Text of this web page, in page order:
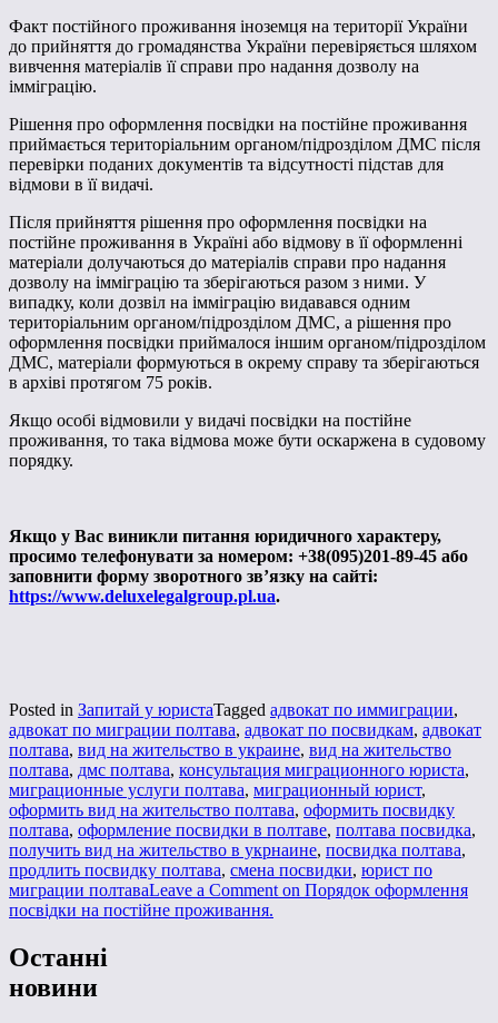
Факт постійного проживання іноземця на території України
до прийняття до громадянства України перевіряється шляхом
вивчення матеріалів її справи про надання дозволу на
імміграцію.
Рішення про оформлення посвідки на постійне проживання
приймається територіальним органом/підрозділом ДМС після
перевірки поданих документів та відсутності підстав для
відмови в її видачі.
Після прийняття рішення про оформлення посвідки на
постійне проживання в Україні або відмову в її оформленні
матеріали долучаються до матеріалів справи про надання
дозволу на імміграцію та зберігаються разом з ними. У
випадку, коли дозвіл на імміграцію видавався одним
територіальним органом/підрозділом ДМС, а рішення про
оформлення посвідки приймалося іншим органом/підрозділом
ДМС, матеріали формуються в окрему справу та зберігаються
в архіві протягом 75 років.
Якщо особі відмовили у видачі посвідки на постійне
проживання, то така відмова може бути оскаржена в судовому
порядку.
Якщо у Вас виникли питання юридичного характеру,
просимо телефонувати за номером: +38(095)201-89-45 або
заповнити форму зворотного зв’язку на сайті:
https://www.deluxelegalgroup.pl.ua.
Posted in Запитай у юристаTagged адвокат по иммиграции,
адвокат по миграции полтава, адвокат по посвидкам, адвокат
полтава, вид на жительство в украине, вид на жительство
полтава, дмс полтава, консультация миграционного юриста,
миграционные услуги полтава, миграционный юрист,
оформить вид на жительство полтава, оформить посвидку
полтава, оформление посвидки в полтаве, полтава посвидка,
получить вид на жительство в укрнаине, посвидка полтава,
продлить посвидку полтава, смена посвидки, юрист по
миграции полтаваLeave a Comment on Порядок оформлення
посвідки на постійне проживання.
Останні
новини